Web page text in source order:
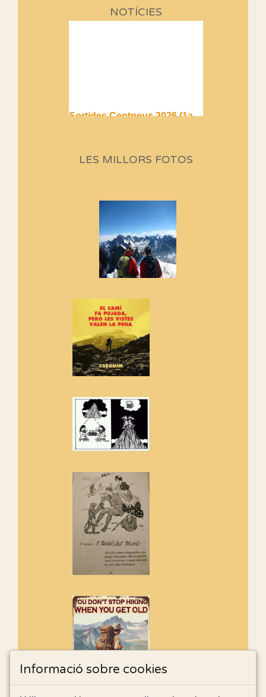
NOTÍCIES
part)
Els Centpeus signen el
Manifest a favor dels Camins
Si ets una entitat o associació
Rebem un diploma dels
Amics de Sant Aniol d'Aguja
Els Centpeus estem implicats
amb la recuperació del refugi i
de l'entorn de Sant Aniol
LES MILLORS FOTOS
Informació sobre cookies